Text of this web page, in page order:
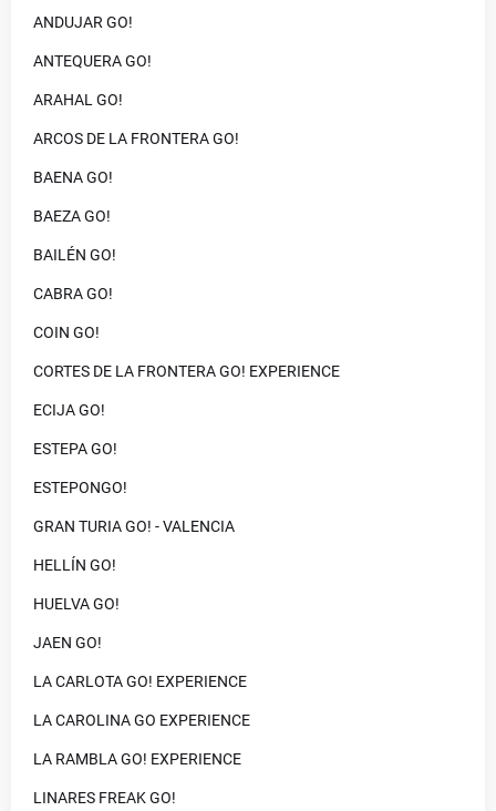
ANDUJAR GO!
ANTEQUERA GO!
ARAHAL GO!
ARCOS DE LA FRONTERA GO!
BAENA GO!
BAEZA GO!
BAILÉN GO!
CABRA GO!
COIN GO!
CORTES DE LA FRONTERA GO! EXPERIENCE
ECIJA GO!
ESTEPA GO!
ESTEPONGO!
GRAN TURIA GO! - VALENCIA
HELLÍN GO!
HUELVA GO!
JAEN GO!
LA CARLOTA GO! EXPERIENCE
LA CAROLINA GO EXPERIENCE
LA RAMBLA GO! EXPERIENCE
LINARES FREAK GO!